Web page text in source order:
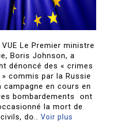
VUE Le Premier ministre
Boris Johnson, a
dénoncé des « crimes
commis par la Russie
campagne en cours en
bombardements ont
la mort de
do..Voir plus